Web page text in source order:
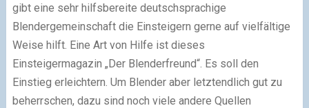
gibt eine sehr hilfsbereite deutschsprachige
Blendergemeinschaft die Einsteigern gerne auf vielfältige
Weise hilft. Eine Art von Hilfe ist dieses
Einsteigermagazin „Der Blenderfreund“. Es soll den
Einstieg erleichtern. Um Blender aber letztendlich gut zu
beherrschen, dazu sind noch viele andere Quellen